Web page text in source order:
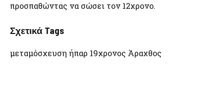
προσπαθώντας να σώσει τον 12χρονο.
Σχετικά Tags
μεταμόσχευση ήπαρ 19χρονος Άραχθος